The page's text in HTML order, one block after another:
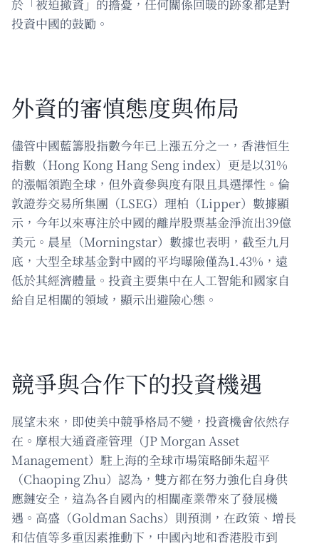
於「被迫撤資」的擔憂，任何關係回暖的跡象都是對
投資中國的鼓勵。
外資的審慎態度與佈局
儘管中國藍籌股指數今年已上漲五分之一，香港恒生
指數（Hong Kong Hang Seng index）更是以31%
的漲幅領跑全球，但外資參與度有限且具選擇性。倫
敦證券交易所集團（LSEG）理柏（Lipper）數據顯
示，今年以來專注於中國的離岸股票基金淨流出39億
美元。晨星（Morningstar）數據也表明，截至九月
底，大型全球基金對中國的平均曝險僅為1.43%，遠
低於其經濟體量。投資主要集中在人工智能和國家自
給自足相關的領域，顯示出避險心態。
競爭與合作下的投資機遇
展望未來，即使美中競爭格局不變，投資機會依然存
在。摩根大通資產管理（JP Morgan Asset
Management）駐上海的全球市場策略師朱超平
（Chaoping Zhu）認為，雙方都在努力強化自身供
應鏈安全，這為各自國內的相關產業帶來了發展機
遇。高盛（Goldman Sachs）則預測，在政策、增長
和估值等多重因素推動下，中國內地和香港股市到